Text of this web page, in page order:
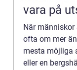
vara på
När
ofta om mer
mesta möjliga
eller en